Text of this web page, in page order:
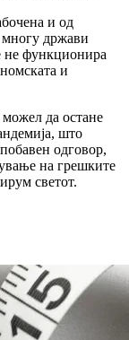
и од
многу држави
не функционира
и
да остане
што
одговор,
на грешките
светот.